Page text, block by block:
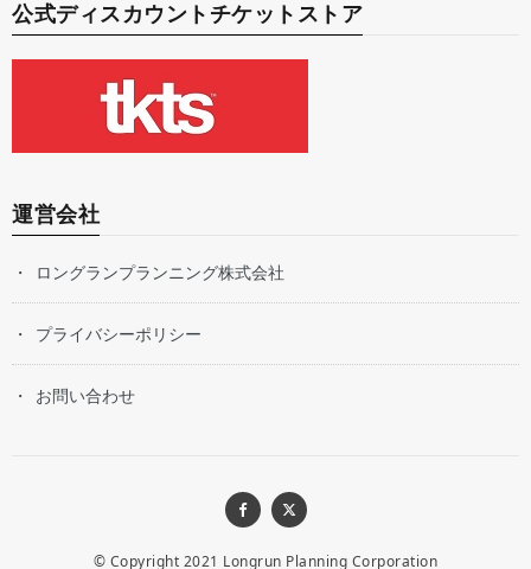
公式ディスカウントチケットストア
運営会社
ロングランプランニング株式会社
プライバシーポリシー
お問い合わせ
© Copyright 2021 Longrun Planning Corporation